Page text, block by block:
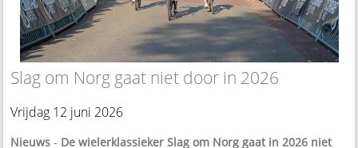
Slag om Norg gaat niet door in 2026
Vrijdag 12 juni 2026
Nieuws - De wielerklassieker Slag om Norg gaat in 2026 niet